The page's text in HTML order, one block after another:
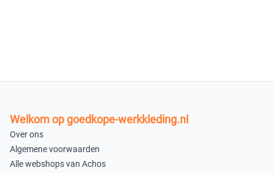
Welkom op goedkope-werkkleding.nl
Over ons
Algemene voorwaarden
Alle webshops van Achos